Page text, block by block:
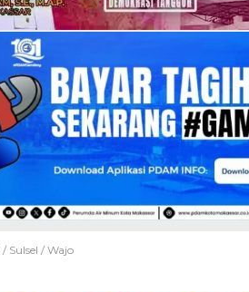
/ Sulsel / Wajo